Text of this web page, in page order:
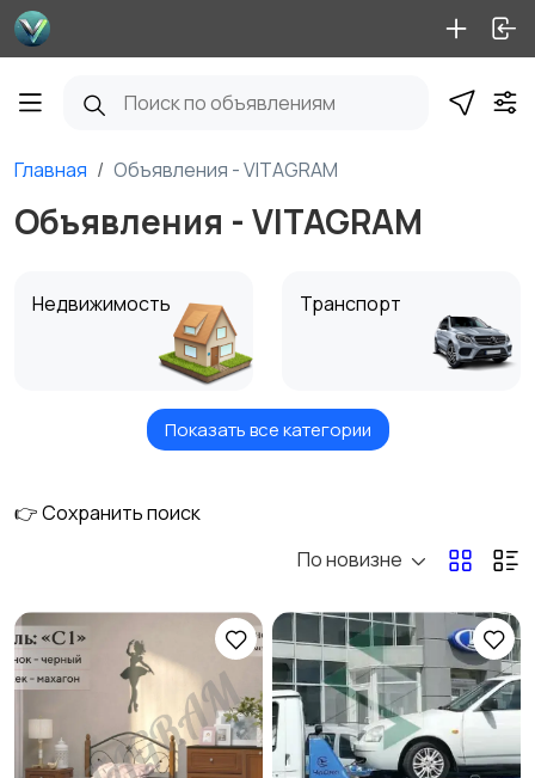
Главная Объявления - VITAGRAM
Объявления - VITAGRAM
Недвижимость Транспорт
Вакансии
Детские товары Для дома и дачи1
Показать все категории
👉 Сохранить поиск
По новизне